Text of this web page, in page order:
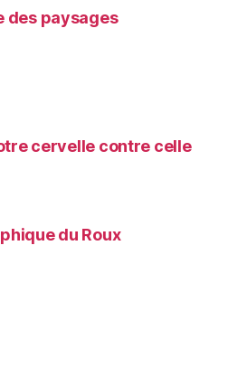
des paysages
cervelle contre celle
du Roux